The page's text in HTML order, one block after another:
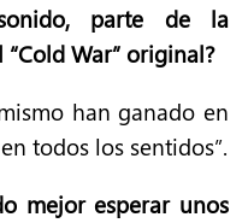
parte de la
War” original?
han ganado en
todos los sentidos”.
mejor esperar unos